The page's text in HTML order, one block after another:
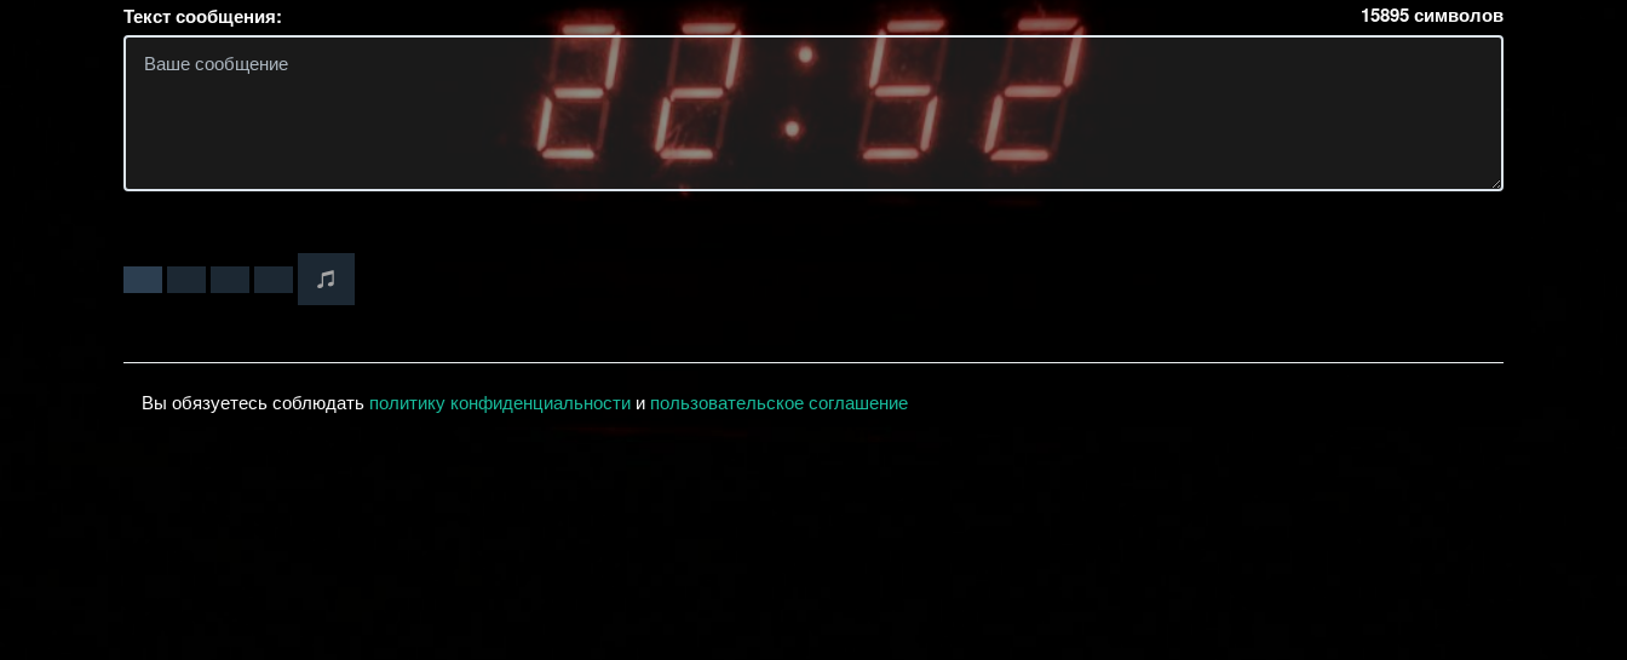
Текст сообщения: 15895символов
Вы обязуетесь соблюдать политику конфиденциальности и пользовательское соглашение